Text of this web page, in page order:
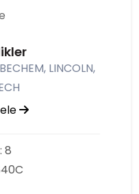
LINCOLN,
8